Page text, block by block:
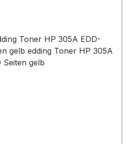
Toner HP 305A EDD-
Seiten gelb